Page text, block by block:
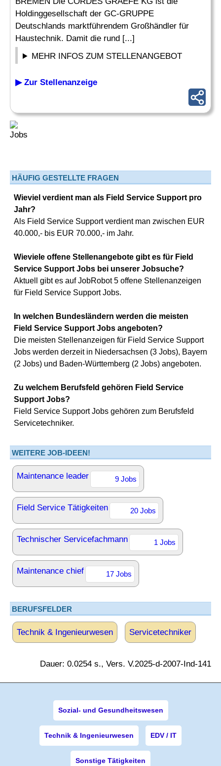
Holdinggesellschaft der GC-GRUPPE
Deutschlands marktführendem Großhändler für
Haustechnik. Damit die rund [...]
MEHR INFOS ZUM STELLENANGEBOT
▶ Zur Stellenanzeige
HÄUFIG GESTELLTE FRAGEN
Wieviel verdient man als Field Service Support pro
Jahr?
Als Field Service Support verdient man zwischen EUR
40.000,- bis EUR 70.000,- im Jahr.
Wieviele offene Stellenangebote gibt es für Field
Service Support Jobs bei unserer Jobsuche?
Aktuell gibt es auf JobRobot 5 offene Stellenanzeigen
für Field Service Support Jobs.
In welchen Bundesländern werden die meisten
Field Service Support Jobs angeboten?
Die meisten Stellenanzeigen für Field Service Support
Jobs werden derzeit in Niedersachsen (3 Jobs), Bayern
(2 Jobs) und Baden-Württemberg (2 Jobs) angeboten.
Zu welchem Berufsfeld gehören Field Service
Support Jobs?
Field Service Support Jobs gehören zum Berufsfeld
Servicetechniker.
WEITERE JOB-IDEEN!
Maintenance leader 9 Jobs
Field Service Tätigkeiten 20 Jobs
Technischer Servicefachmann 1 Jobs
Maintenance chief 17 Jobs
BERUFSFELDER
Technik & Ingenieurwesen Servicetechniker
Dauer: 0.0254 s., Vers. V.2025-d-2007-Ind-141
Sozial- und Gesundheitswesen
Technik & Ingenieurwesen EDV / IT
Sonstige Tätigkeiten